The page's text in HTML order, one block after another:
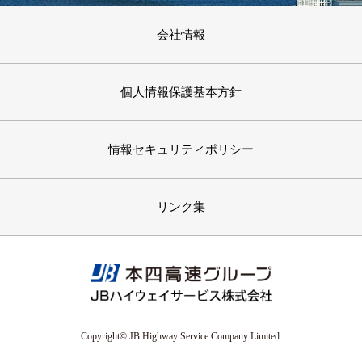
会社情報
個人情報保護基本方針
情報セキュリティポリシー
リンク集
Copyright© JB Highway Service Company Limited.